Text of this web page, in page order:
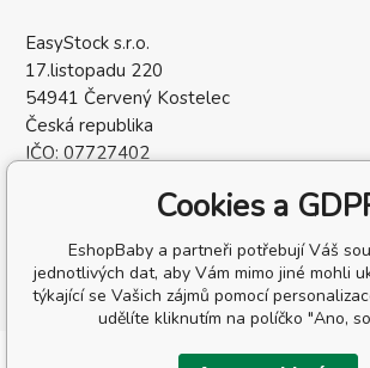
EasyStock s.r.o.
17.listopadu 220
54941 Červený Kostelec
Česká republika
IČO: 07727402
Cookies a
EshopBaby a partneři potřebují Váš
jednotlivých dat, aby Vám mimo jiné mohli
týkající se Vašich zájmů pomocí
udělíte kliknutím na políčko "Ano,